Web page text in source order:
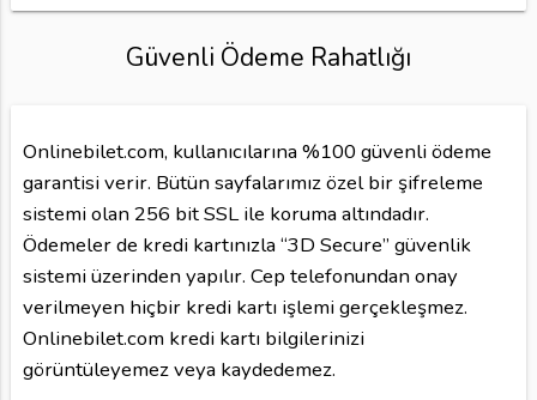
Güvenli Ödeme Rahatlığı
Onlinebilet.com, kullanıcılarına %100 güvenli ödeme
garantisi verir. Bütün sayfalarımız özel bir şifreleme
sistemi olan 256 bit SSL ile koruma altındadır.
Ödemeler de kredi kartınızla “3D Secure” güvenlik
sistemi üzerinden yapılır. Cep telefonundan onay
verilmeyen hiçbir kredi kartı işlemi gerçekleşmez.
Onlinebilet.com kredi kartı bilgilerinizi
görüntüleyemez veya kaydedemez.